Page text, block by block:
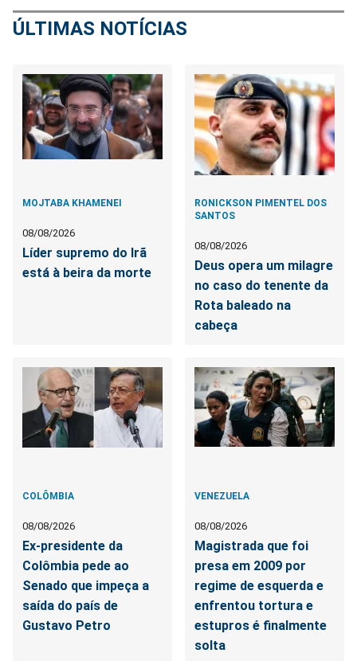
ÚLTIMAS NOTÍCIAS
MOJTABA KHAMENEI
08/08/2026
Líder supremo do Irã
está à beira da morte
RONICKSON PIMENTEL DOS
SANTOS
08/08/2026
Deus opera um milagre
no caso do tenente da
Rota baleado na
cabeça
COLÔMBIA
08/08/2026
Ex-presidente da
Colômbia pede ao
Senado que impeça a
saída do país de
Gustavo Petro
VENEZUELA
08/08/2026
Magistrada que foi
presa em 2009 por
regime de esquerda e
enfrentou tortura e
estupros é finalmente
solta